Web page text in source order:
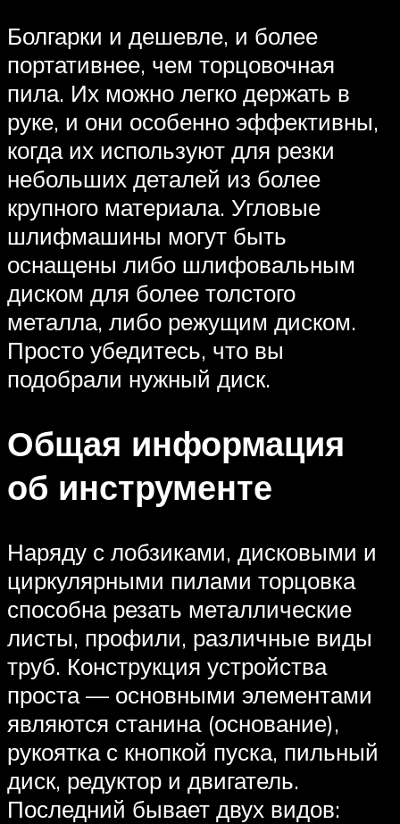
Болгарки и дешевле, и более
портативнее, чем торцовочная
пила. Их можно легко держать в
руке, и они особенно эффективны,
когда их используют для резки
небольших деталей из более
крупного материала. Угловые
шлифмашины могут быть
оснащены либо шлифовальным
диском для более толстого
металла, либо режущим диском.
Просто убедитесь, что вы
подобрали нужный диск.
Общая информация
об инструменте
Наряду с лобзиками, дисковыми и
циркулярными пилами торцовка
способна резать металлические
листы, профили, различные виды
труб. Конструкция устройства
проста — основными элементами
являются станина (основание),
рукоятка с кнопкой пуска, пильный
диск, редуктор и двигатель.
Последний бывает двух видов: